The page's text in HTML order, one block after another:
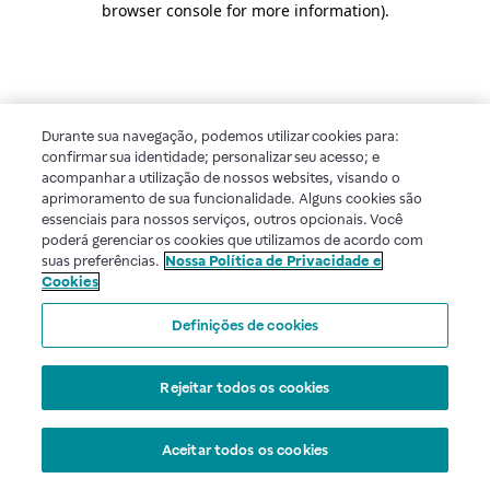
browser console for more information).
Durante sua navegação, podemos utilizar cookies para:
confirmar sua identidade; personalizar seu acesso; e
acompanhar a utilização de nossos websites, visando o
aprimoramento de sua funcionalidade. Alguns cookies são
essenciais para nossos serviços, outros opcionais. Você
poderá gerenciar os cookies que utilizamos de acordo com
suas preferências. Nossa Política de Privacidade e
Cookies
Definições de cookies
Rejeitar todos os cookies
Aceitar todos os cookies